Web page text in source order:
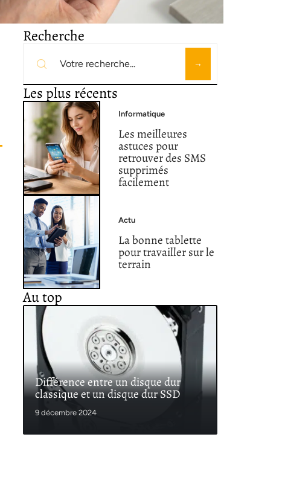
Recherche
Les plus récents
Informatique
Les meilleures
astuces pour
retrouver des SMS
supprimés
facilement
Actu
La bonne tablette
pour travailler sur le
terrain
Au top
Différence entre un disque dur
classique et un disque dur SSD
9 décembre 2024